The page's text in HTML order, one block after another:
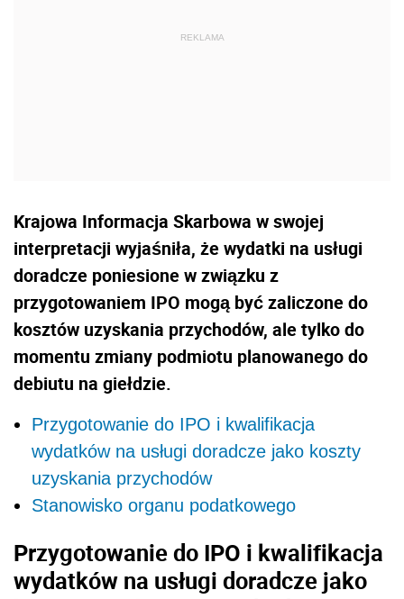
Krajowa Informacja Skarbowa w swojej
interpretacji wyjaśniła, że wydatki na usługi
doradcze poniesione w związku z
przygotowaniem IPO mogą być zaliczone do
kosztów uzyskania przychodów, ale tylko do
momentu zmiany podmiotu planowanego do
debiutu na giełdzie.
Przygotowanie do IPO i kwalifikacja
wydatków na usługi doradcze jako koszty
uzyskania przychodów
Stanowisko organu podatkowego
Przygotowanie do IPO i kwalifikacja
wydatków na usługi doradcze jako